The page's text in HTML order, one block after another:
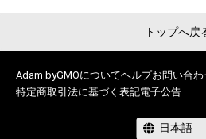
トップへ戻
Adam byGMOについてヘルプお問い合わ
特定商取引法に基づく表記電子公告